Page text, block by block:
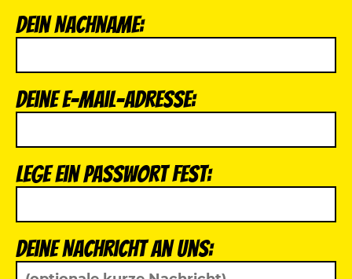
Dein Nachname:
Deine E-Mail-Adresse:
Lege ein Passwort fest:
Deine Nachricht an uns: